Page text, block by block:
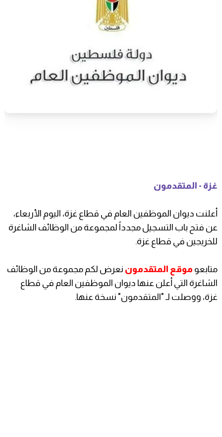
غزة - المتقدمون
أعلنت ديوان الموظفين العام في قطاع غزة، اليوم الأربعاء،
عن فتح باب التسجيل مجدداً لمجموعة من الوظائف الشاغرة
للخريجين في قطاع غزة.
متابعو موقع المتقدمون نعرض لكم مجموعة من الوظائف
الشاغرة التي أعلن عنها ديوان الموظفين العام في قطاع
غزة، ووصلت لـ "المتقدمون" نسخة عنها.